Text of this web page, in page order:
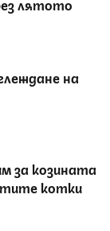
лятото
на
за козината
котки